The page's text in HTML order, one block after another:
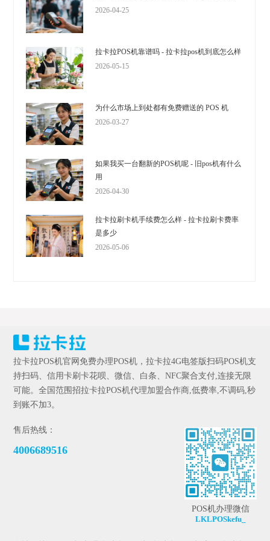
2026-04-25
拉卡拉POS机靠谱吗 - 拉卡拉pos机到底怎么样
2026-05-15
为什么市场上到处都有免费赠送的 POS 机
2026-03-27
如果我买一台翻新的POS机呢 - 旧pos机有什么
用
2026-04-30
拉卡拉刷卡机手续费怎么样 - 拉卡拉刷卡费率
是多少
2026-05-06
拉卡拉POS机官网免费办理POS机，拉卡拉4G电签版扫码POS机支
持扫码、信用卡刷卡花呗、微信、白条、NFC聚合支付,连接无限
可能。全国范围招拉卡拉POS机代理加盟合作商,低费率,不调码,秒
到账不加3。
售后热线：
4006689516
POS机办理微信
LKLPOSkefu_